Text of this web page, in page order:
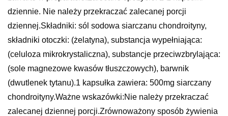
dziennie. Nie należy przekraczać zalecanej porcji
dziennej.Składniki: sól sodowa siarczanu chondroityny,
składniki otoczki: (żelatyna), substancja wypełniająca:
(celuloza mikrokrystaliczna), substancje przeciwzbrylająca:
(sole magnezowe kwasów tłuszczowych), barwnik
(dwutlenek tytanu).1 kapsułka zawiera: 500mg siarczany
chondroityny.Ważne wskazówki:Nie należy przekraczać
zalecanej dziennej porcji.Zrównoważony sposób żywienia